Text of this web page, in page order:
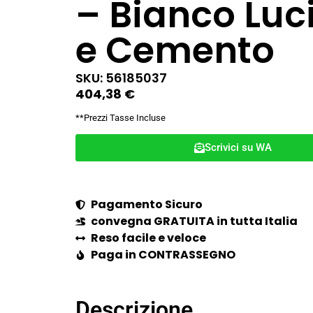
– Bianco
e Cemento
SKU: 56185037
404,38 €
**Prezzi Tasse Incluse
Scrivici su WA
Pagamento Sicuro
convegna GRATUITA in tutta Italia
Reso facile e veloce
Paga in CONTRASSEGNO